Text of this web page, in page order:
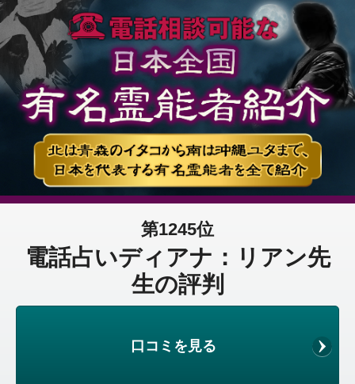
第1245位
電話占いディアナ：リアン先
生の評判
口コミを見る